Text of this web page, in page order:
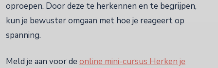
oproepen. Door deze te herkennen en te begrijpen,
kun je bewuster omgaan met hoe je reageert op
spanning.
Meld je aan voor de online mini-cursus Herken je